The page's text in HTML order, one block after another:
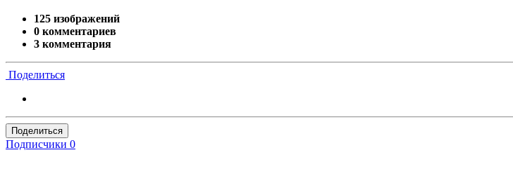
125 изображений
0 комментариев
3 комментария
Поделиться
Поделиться
Подписчики 0